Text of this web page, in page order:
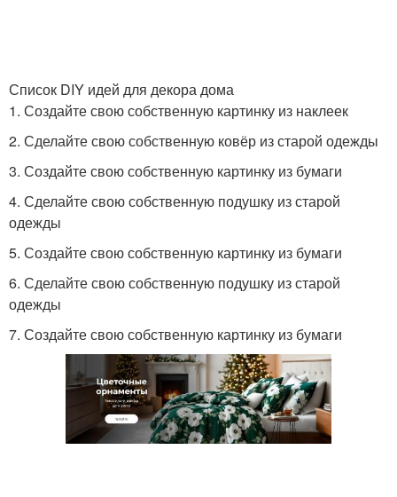
Список DIY идей для декора дома
1. Создайте свою собственную картинку из наклеек
2. Сделайте свою собственную ковёр из старой одежды
3. Создайте свою собственную картинку из бумаги
4. Сделайте свою собственную подушку из старой
одежды
5. Создайте свою собственную картинку из бумаги
6. Сделайте свою собственную подушку из старой
одежды
7. Создайте свою собственную картинку из бумаги